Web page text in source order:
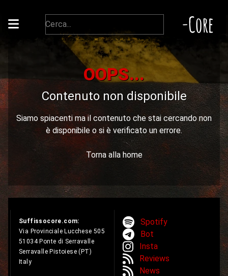
-Core
OOPS...
Contenuto non disponibile
Siamo spiacenti ma il contenuto che stai cercando non
è disponibile o si è verificato un errore.
Torna alla home
Suffissocore.com:
Via Provinciale Lucchese 505
51034 Ponte di Serravalle
Serravalle Pistoiese (PT)
Italy
Spotify
Bot
Insta
Reviews
News